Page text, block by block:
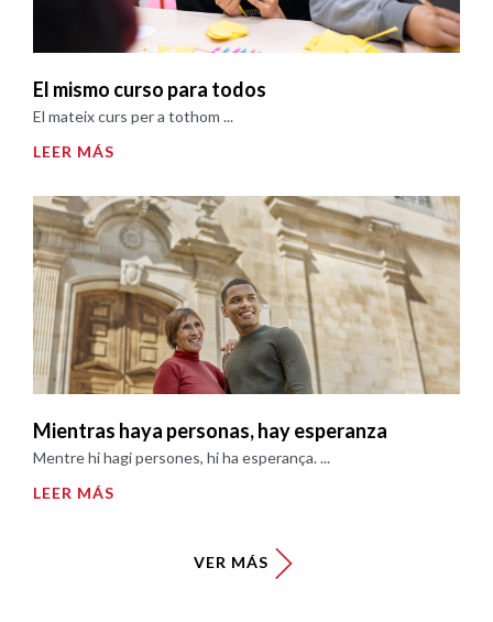
El mismo curso para todos
El mateix curs per a tothom ...
LEER MÁS
Mientras haya personas, hay esperanza
Mentre hi hagi persones, hi ha esperança. ...
LEER MÁS
VER MÁS